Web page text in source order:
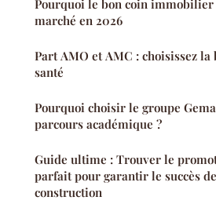
Pourquoi le bon coin
marché en 2026
Part AMO et AMC : choisissez
santé
Pourquoi choisir le groupe
parcours académique ?
Guide ultime : Trouver le
parfait pour garantir le succès
construction